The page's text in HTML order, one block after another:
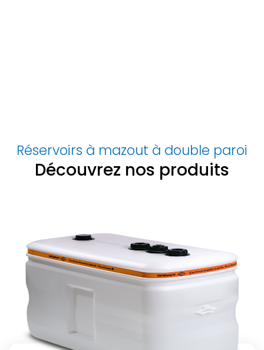
Réservoirs à mazout à double paroi
Découvrez nos produits